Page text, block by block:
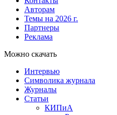
Авторам
Темы на 2026 г.
Партнеры
Реклама
Можно скачать
Интервью
Символика журнала
Журналы
Статьи
КИПиА